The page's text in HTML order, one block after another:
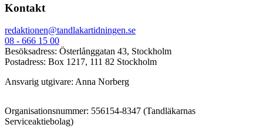
Kontakt
redaktionen@tandlakartidningen.se
08 - 666 15 00
Besöksadress: Österlånggatan 43, Stockholm
Postadress: Box 1217, 111 82 Stockholm
Ansvarig utgivare: Anna Norberg
Organisationsnummer: 556154-8347 (Tandläkarnas
Serviceaktiebolag)